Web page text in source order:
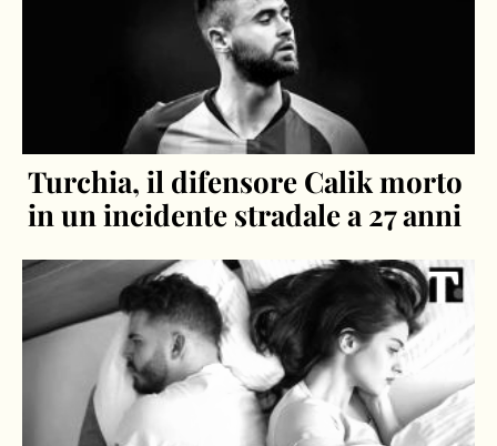
Turchia, il difensore Calik morto
in un incidente stradale a 27 anni